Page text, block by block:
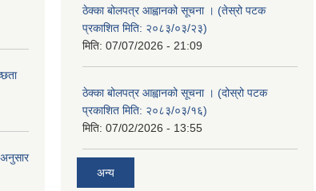
ठेक्का बोलपत्र आह्वानको सूचना । (तेस्रो पटक
प्रकाशित मिति: २०८३/०३/२३)
मिति: 07/07/2026 - 21:09
ठेक्का बोलपत्र आह्वानको सूचना । (दोस्रो पटक
प्रकाशित मिति: २०८३/०३/१६)
मिति: 07/02/2026 - 13:55
अन्य